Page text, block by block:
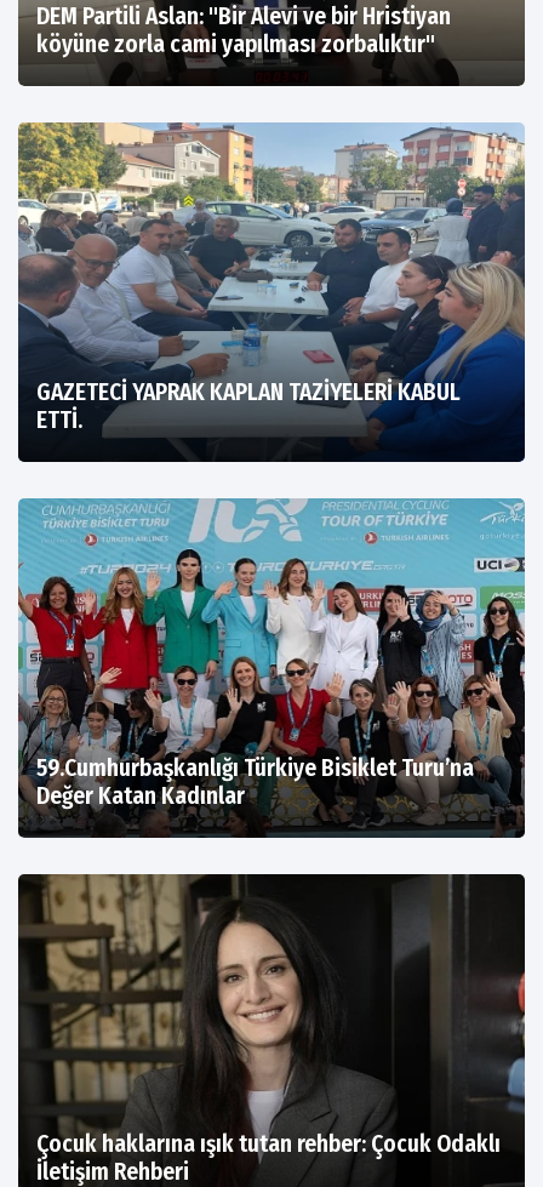
DEM Partili Aslan: "Bir Alevi ve bir Hristiyan
köyüne zorla cami yapılması zorbalıktır"
GAZETECİ YAPRAK KAPLAN TAZİYELERİ KABUL
ETTİ.
59.Cumhurbaşkanlığı Türkiye Bisiklet Turu’na
Değer Katan Kadınlar
Çocuk haklarına ışık tutan rehber: Çocuk Odaklı
İletişim Rehberi